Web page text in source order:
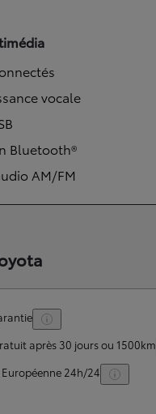
RECHARGEABLE
vocale
Bluetooth®
AM/FM
après 30 jours ou 1500km
24h/24